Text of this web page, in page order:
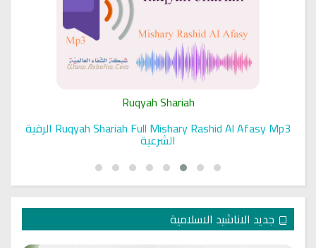
Ruqyah Shariah
Ruqyah Shariah Full Mishary Rashid Al Afasy Mp3 الرقية
الشرعية
جديد الاناشيد الاسلامية